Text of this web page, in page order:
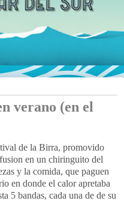
verano (en el
de la Birra, promovido
en un chiringuito del
y la comida, que paguen
en donde el calor apretaba
5 bandas, cada una de de su